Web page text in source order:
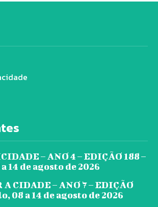
– ANO 4 – EDIÇÃO 188 –
14 de agosto de 2026
CIDADE – ANO 7 – EDIÇÃO
08 a 14 de agosto de 2026